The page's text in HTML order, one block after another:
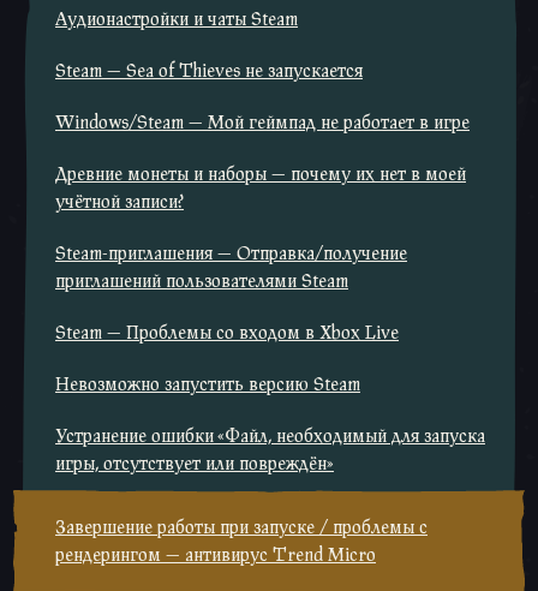
Аудионастройки и чаты Steam
Steam — Sea of Thieves не запускается
Windows/Steam — Мой геймпад не работает в игре
Древние монеты и наборы — почему их нет в моей
учётной записи?
Steam-приглашения — Отправка/получение
приглашений пользователями Steam
Steam — Проблемы со входом в Xbox Live
Невозможно запустить версию Steam
Устранение ошибки «Файл, необходимый для запуска
игры, отсутствует или повреждён»
Завершение работы при запуске / проблемы с
рендерингом — антивирус Trend Micro